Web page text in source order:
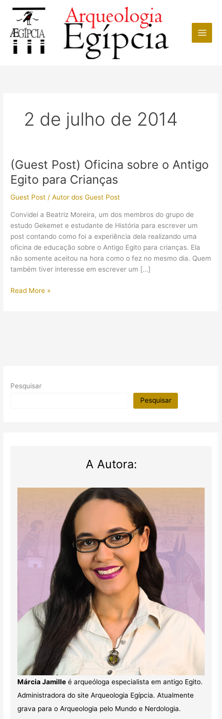
conteúdo
2 de julho de 2014
(Guest Post) Oficina sobre o Antigo
Egito para Crianças
Guest Post /Autor dos Guest Post
Convidei a Beatriz Moreira, um dos membros do grupo de
estudo Gekemet e estudante de História para escrever um
post contando como foi a experiência dela realizando uma
oficina de educação sobre o Antigo Egito para crianças. Ela
não somente aceitou na hora como o fez no mesmo dia. Quem
também tiver interesse em escrever um […]
(Guest
Read More »
Pesquisar
Pesquisar
A Autora:
Márcia Jamilleé arqueóloga especialista em antigo Egito.
Administradora do site Arqueologia Egípcia. Atualmente
grava para o Arqueologia pelo Mundo e Nerdologia.